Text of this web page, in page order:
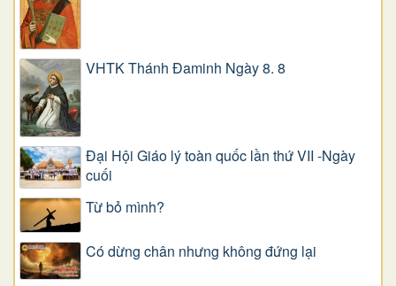
VHTK Thánh Đaminh Ngày 8. 8
Đại Hội Giáo lý toàn quốc lần thứ VII -Ngày
cuối
Từ bỏ mình?
Có dừng chân nhưng không đứng lại